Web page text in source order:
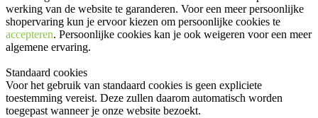
werking van de website te garanderen. Voor een meer persoonlijke
shopervaring kun je ervoor kiezen om persoonlijke cookies te
accepteren. Persoonlijke cookies kan je ook weigeren voor een meer
algemene ervaring.
Standaard cookies
Voor het gebruik van standaard cookies is geen expliciete
toestemming vereist. Deze zullen daarom automatisch worden
toegepast wanneer je onze website bezoekt.